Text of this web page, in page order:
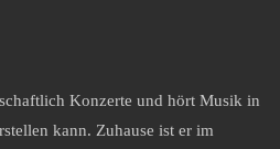
Konzerte und hört Musik in
kann. Zuhause ist er im